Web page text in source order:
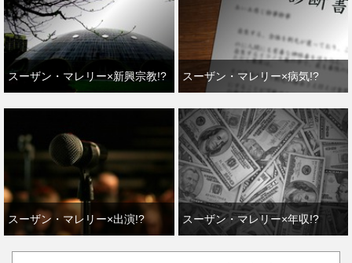
スーザン・マレリー×新興宗教!? スーザン・マレリー×病気!?
スーザン・マレリー×出演!? スーザン・マレリー×年収!?